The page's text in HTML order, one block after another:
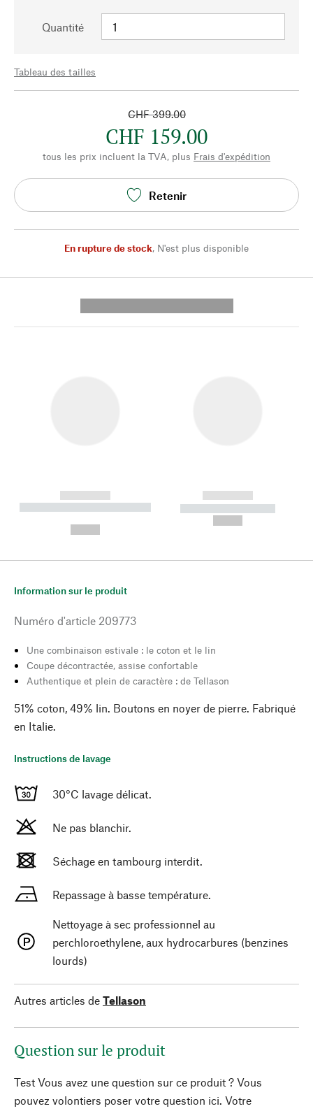
Quantité
Tableau des tailles
CHF 399.00
CHF 159.00
tous les prix incluent la TVA, plus Frais d'expédition
Retenir
En rupture de stock, N'est plus disponible
------------
----------- ----------- --------
------------
----------- -----------
Information sur le produit
Numéro d'article 209773
Une combinaison estivale : le coton et le lin
Coupe décontractée, assise confortable
Authentique et plein de caractère : de Tellason
51% coton, 49% lin. Boutons en noyer de pierre. Fabriqué
en Italie.
Instructions de lavage
30°C lavage délicat.
Ne pas blanchir.
Séchage en tambourg interdit.
Repassage à basse température.
Nettoyage à sec professionnel au
perchloroethylene, aux hydrocarbures (benzines
lourds)
Autres articles de Tellason
Question sur le produit
Test Vous avez une question sur ce produit ? Vous
pouvez volontiers poser votre question ici. Votre